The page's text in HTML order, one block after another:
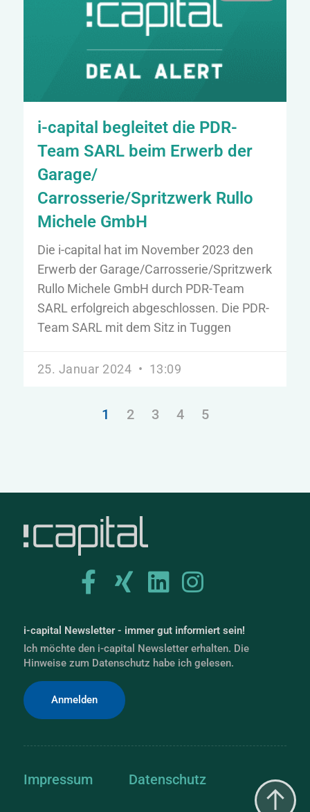
i-capital begleitet die PDR-
Team SARL beim Erwerb der
Garage/
Carrosserie/Spritzwerk Rullo
Michele GmbH
Die i-capital hat im November 2023 den
Erwerb der Garage/Carrosserie/Spritzwerk
Rullo Michele GmbH durch PDR-Team
SARL erfolgreich abgeschlossen. Die PDR-
Team SARL mit dem Sitz in Tuggen
25. Januar 2024 13:09
1 2 3 4 5
i-capital Newsletter - immer gut informiert sein!
Ich möchte den i-capital Newsletter erhalten. Die
Hinweise zum Datenschutz habe ich gelesen.
Anmelden
Impressum Datenschutz